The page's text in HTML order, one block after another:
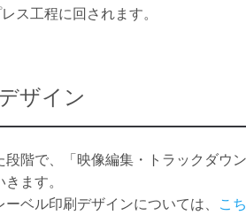
ス工程に回されます。
ザイン
段階で、「映像編集・トラックダウ
ます。
ーベル印刷デザインについては、
こ